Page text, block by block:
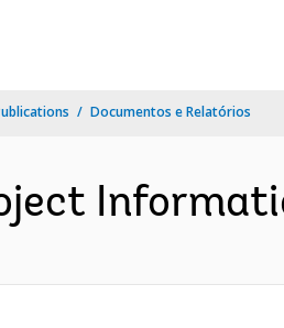
Documentos e Relatórios